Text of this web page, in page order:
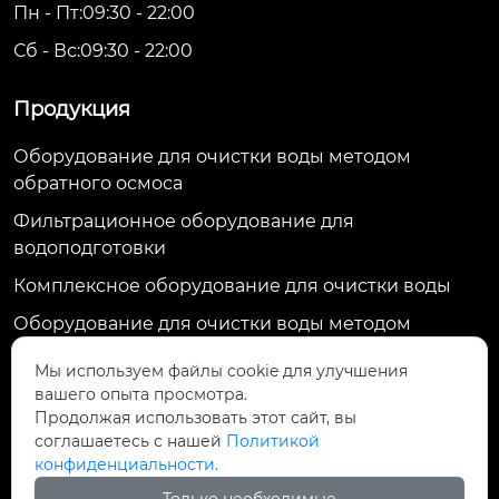
Пн - Пт:09:30 - 22:00
Сб - Вс:09:30 - 22:00
Продукция
Оборудование для очистки воды методом
обратного осмоса
Фильтрационное оборудование для
водоподготовки
Комплексное оборудование для очистки воды
Оборудование для очистки воды методом
ультрафильтрации
Контактная информация
ул. Тяньхуэй, д. 1009, пр. Жунду, р-н Цзиньню, г. Чэнду,
индекс 610036, Китай
13017485333@163.com
Мы используем файлы cookie для улучшения
вашего опыта просмотра.
Продолжая использовать этот сайт, вы
соглашаетесь с нашей Политикой
конфиденциальности.